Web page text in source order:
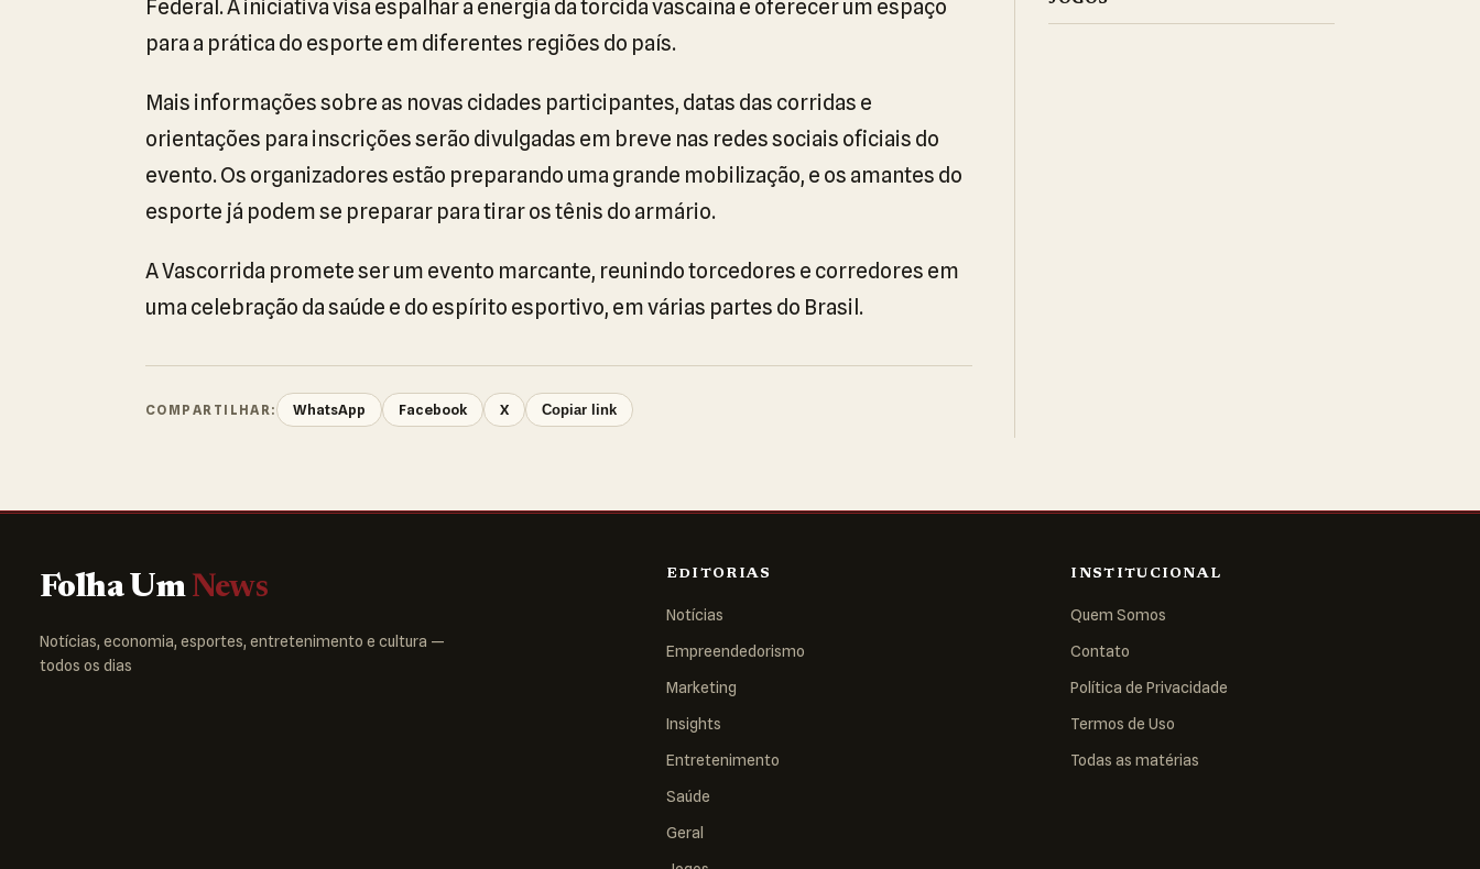
Federal. A iniciativa visa espalhar a energia da torcida vascaína e oferecer um espaço
para a prática do esporte em diferentes regiões do país.
Mais informações sobre as novas cidades participantes, datas das corridas e
orientações para inscrições serão divulgadas em breve nas redes sociais oficiais do
evento. Os organizadores estão preparando uma grande mobilização, e os amantes do
esporte já podem se preparar para tirar os tênis do armário.
A Vascorrida promete ser um evento marcante, reunindo torcedores e corredores em
uma celebração da saúde e do espírito esportivo, em várias partes do Brasil.
COMPARTILHAR: WhatsApp Facebook X Copiar link
Folha Um News
Notícias, economia, esportes, entretenimento e cultura —
todos os dias
EDITORIAS
Notícias
Empreendedorismo
Marketing
Insights
Entretenimento
Saúde
Geral
INSTITUCIONAL
Quem Somos
Contato
Política de Privacidade
Termos de Uso
Todas as matérias